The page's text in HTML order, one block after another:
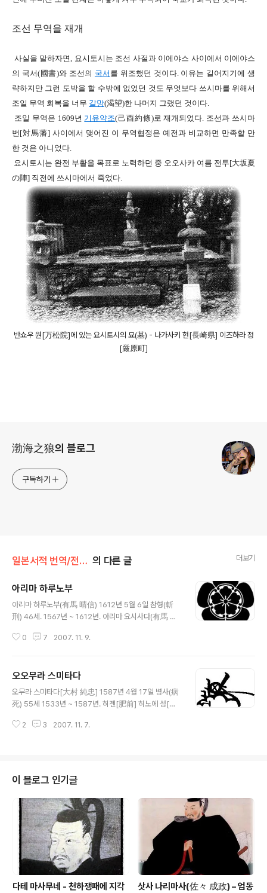
조선 무역을 재개
사실을 말하자면, 요시토시는 조선 사절과 이에야스 사이에서 이에야스
의 국서(國書)와 조선의 국서 를 위조했던 것이다. 이유는 길어지기에 생
략하지만 그런 도박을 할 수밖에 없었던 것도 무엇보다 쓰시마를 위해서
조일 무역 회복을 너무 갈망(渴望)한 나머지 그랬던 것이다.
조일 무역은 1609년 기유약조(己酉約條)로 재개되었다. 조선과 쓰시마
번 [対馬藩] 사이에서 맺어진 이 무역협정은 예전과 비교하면 만족할 만
한 것은 아니었다.
요시토시는 완전 부활을 목표로 노력하던 중 오오사카 여름 전투[大坂夏
の陣] 직전에 쓰시마에서 죽었다.
반쇼우 원[万松院]에 있는 요시토시의 묘(墓) - 나가사키 현[長崎県] 이즈하라 정
[厳原町]
渤海之狼의 블로그
구독하기
일본서적 번역/전국무장의말년(了) 의 다른 글 더보기
아리마 하루노부
아리마 하루노부(有馬 晴信) 1612년 5월 6일 참형(斬
刑) 46세. 1567년 ~ 1612년. 아리마 요시사다(有馬 義
시마즈(島津)씨(氏)와 협력하여 히젠(肥前) 시마바라(島
堵)받지만, 혼다 마사즈미(本多 正純)의 가신 오카모토
다이하치(岡本 大八)의 꾀에 빠져 유배지인 카이(甲斐)
에서 죽었다. (가문(家紋)은 http://www2.harimaya.c
년 기독교 다이묘우(大名) 아리마 하루노부는 토쿠가와 이
0 7 2007. 11. 9.
오오무라 스미타다
오무라 스미타다[大村 純忠] 1587년 4월 17일 병사(病
死) 55세 1533년 ~ 1587년. 히젠[肥前] 히노에 성[日
아들. 세례명 '바르톨로메오'. 서로 싸우던 양 가문의 화해
다. 일본 최초의 기독교 다이묘우[大名] 오오무라 가문[大
村家] 18대 당주인 스미타다는 1563년에 센고쿠 다이묘
우[戦国大名] 중에서는 최초로 기독교도가 되었다. 사실
스미타다는 히노에 성주인 아리마 하루즈미의 둘째 아들
로, 어머니가 오오무라 스미타다[大村 純伊]의 딸이었다.
제 17대 당주 스미사키에게는 타..
2 3 2007. 11. 7.
이 블로그 인기글
다테 마사무네 - 천하쟁패에 지각
삿사 나리마사(佐々 成政) – 엄동